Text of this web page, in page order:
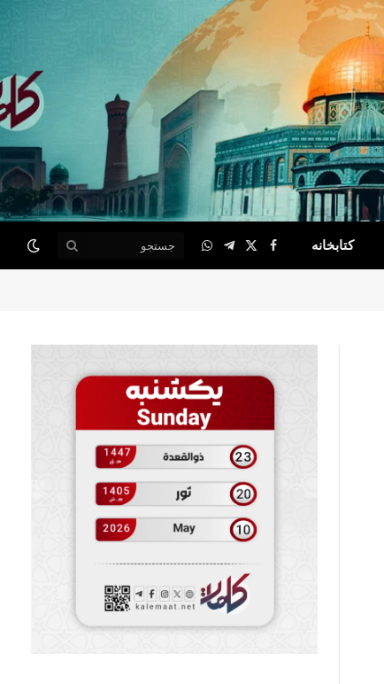
کتابخانه Facebook
X
(Twitter)
Telegram
WhatsApp